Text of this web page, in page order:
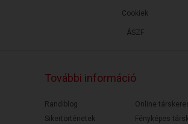
ÁSZF
Cookiek
További információ
Randiblog
Sikertörténetek
Online
Fényképes